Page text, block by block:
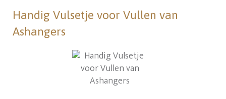
Handig Vulsetje voor Vullen van
Ashangers